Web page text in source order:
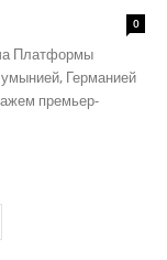
0
Платформы
Германией
премьер-